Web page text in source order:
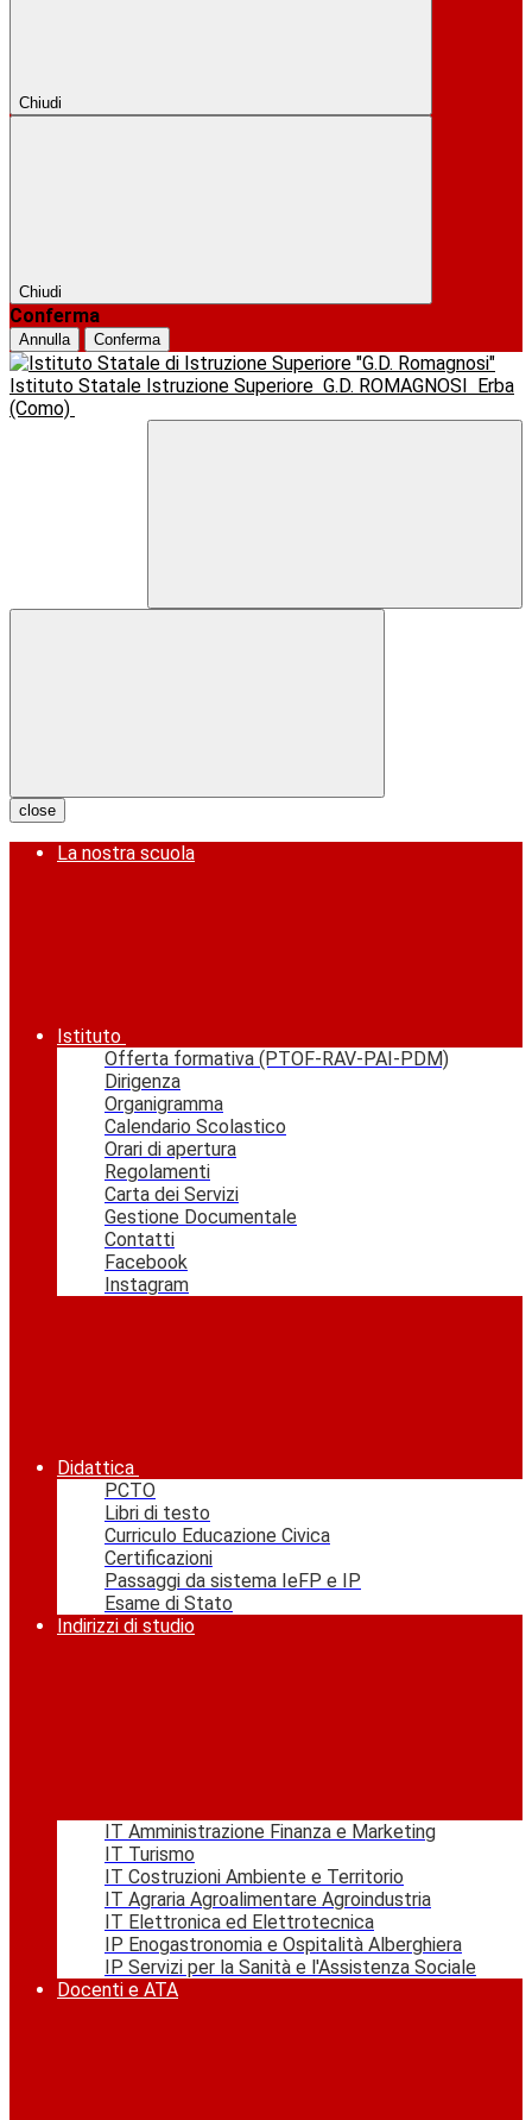
Chiudi
Chiudi
Conferma
Annulla Conferma
Istituto Statale Istruzione Superiore G.D. ROMAGNOSI
Erba
(Como)
close
La nostra scuola
Istituto
Offerta formativa (PTOF-RAV-PAI-PDM)
Dirigenza
Organigramma
Calendario Scolastico
Orari di apertura
Regolamenti
Carta dei Servizi
Gestione Documentale
Contatti
Facebook
Instagram
Didattica
PCTO
Libri di testo
Curriculo Educazione Civica
Certificazioni
Passaggi da sistema IeFP e IP
Esame di Stato
Indirizzi di studio
IT Amministrazione Finanza e Marketing
IT Turismo
IT Costruzioni Ambiente e Territorio
IT Agraria Agroalimentare Agroindustria
IT Elettronica ed Elettrotecnica
IP Enogastronomia e Ospitalità Alberghiera
IP Servizi per la Sanità e l'Assistenza Sociale
Docenti e ATA